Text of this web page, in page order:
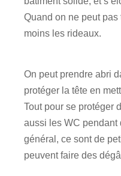
Quand on ne peut pas
moins les rideaux.
On peut prendre abri
protéger la tête en
Tout pour se protéger
aussi les WC pendant
général, ce sont de
peuvent faire des